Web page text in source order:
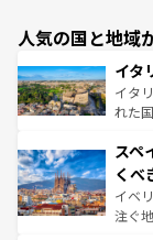
人気の国と地域
イタ
イタ
れた国
ろん
景な
ピザ
でき
スペ
くべ
イベ
注ぐ